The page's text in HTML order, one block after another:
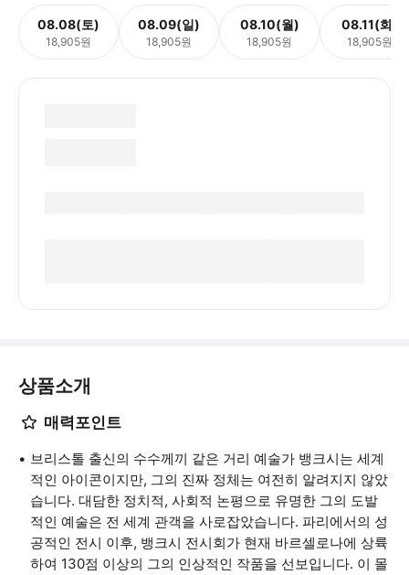
08.08(토)
18,905원
08.09(일)
18,905원
08.10(월)
18,905원
08.11(화)
18,905원
상품소개
매력포인트
브리스톨 출신의 수수께끼 같은 거리 예술가 뱅크시는 세계
적인 아이콘이지만, 그의 진짜 정체는 여전히 알려지지 않았
습니다. 대담한 정치적, 사회적 논평으로 유명한 그의 도발
적인 예술은 전 세계 관객을 사로잡았습니다. 파리에서의 성
공적인 전시 이후, 뱅크시 전시회가 현재 바르셀로나에 상륙
하여 130점 이상의 그의 인상적인 작품을 선보입니다. 이 몰